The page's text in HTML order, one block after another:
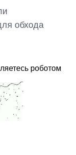
обхода
роботом